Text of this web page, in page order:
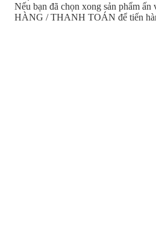
Nếu bạn đã chọn xong sản phẩm
HÀNG / THANH TOÁN để tiến